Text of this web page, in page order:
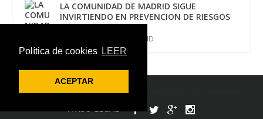
Política de cookies LEER
ACEPTAR
LA COMUNIDAD DE MADRID SIGUE
INVIRTIENDO EN PREVENCION DE RIESGOS
LABORALES
NEWS AFAMID
Diseñado porElegant Themes
AVISO LEGAL